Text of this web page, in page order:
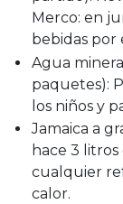
Merco: en
bebidas por
Agua
paquetes):
los niños y
Jamaica a
hace 3
cualquier
calor.